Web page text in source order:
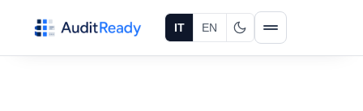
IT EN